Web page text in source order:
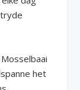
het